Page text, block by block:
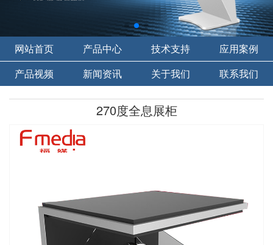
网站首页 产品中心 技术支持
应用案例
产品视频
新闻资讯 关于我们 联系我们
270度全息展柜